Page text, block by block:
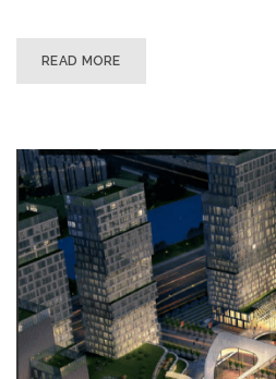
READ MORE